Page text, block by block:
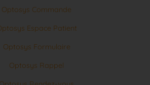
Optosys Espace Patient
Optosys Formulaire
Optosys Rappel
Optosys Rendez-vous